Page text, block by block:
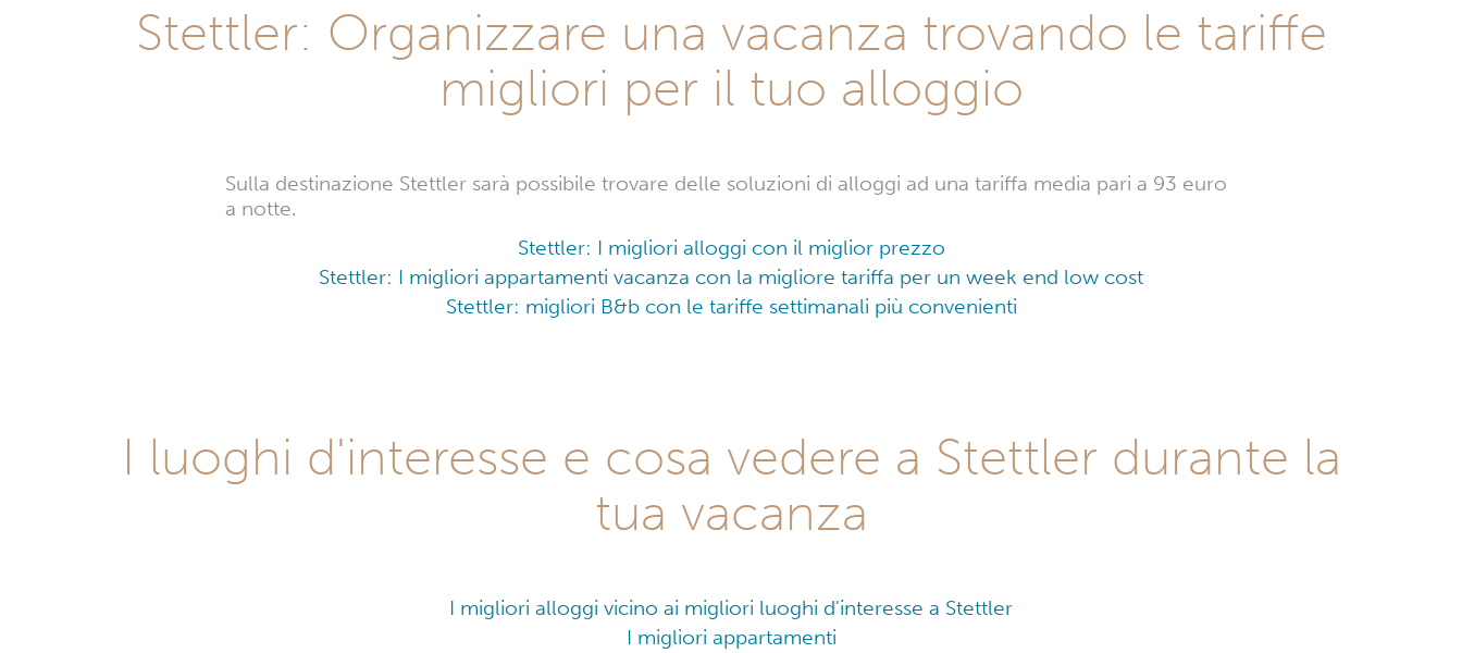
Stettler: Organizzare una vacanza trovando le tariffe
migliori per il tuo alloggio
Sulla destinazione Stettler sarà possibile trovare delle soluzioni di alloggi ad una tariffa media pari a 93 euro
a notte.
Stettler: I migliori alloggi con il miglior prezzo
Stettler: I migliori appartamenti vacanza con la migliore tariffa per un week end low cost
Stettler: migliori B&b con le tariffe settimanali più convenienti
I luoghi d'interesse e cosa vedere a Stettler durante la
tua vacanza
I migliori alloggi vicino ai migliori luoghi d'interesse a Stettler
I migliori appartamenti